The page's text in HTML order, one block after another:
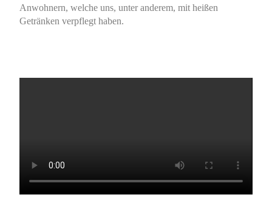
Anwohnern, welche uns, unter anderem, mit heißen
Getränken verpflegt haben.